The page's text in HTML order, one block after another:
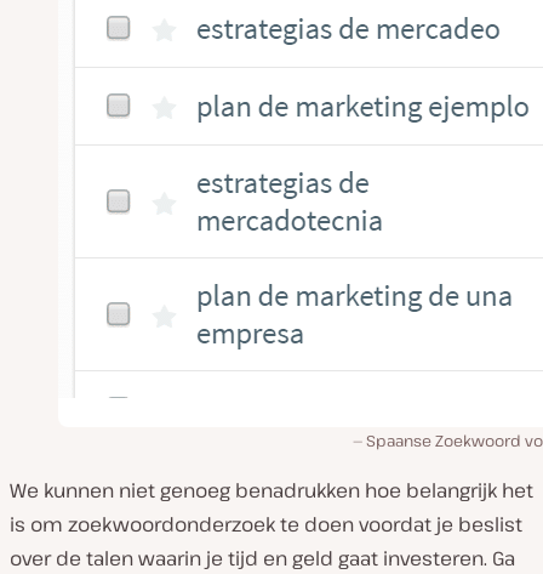
Spaanse Zoekwoord
We kunnen niet genoeg benadrukken hoe belangrijk het
is om zoekwoordonderzoek te doen voordat je beslist
over de talen waarin je tijd en geld gaat investeren. Ga